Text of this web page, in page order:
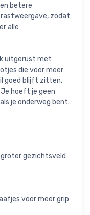
betere
zodat
alle
uitgerust met
die voor meer
goed blijft zitten,
hoeft je geen
je onderweg bent.
gezichtsveld
voor meer grip